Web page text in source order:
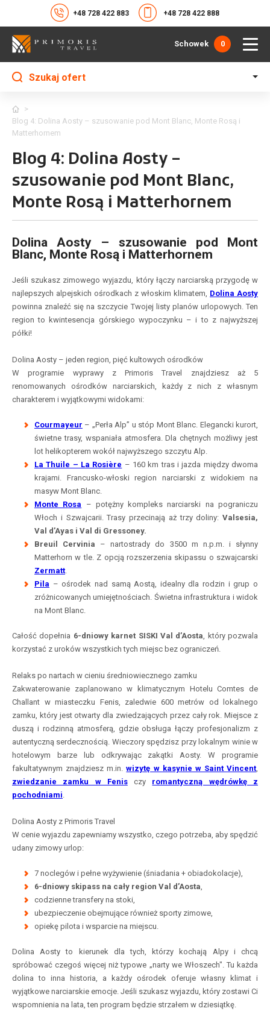
+48 728 422 883 +48 728 422 888
Schowek 0
Szukaj ofert
>
Blog 4: Dolina Aosty – szusowanie pod Mont Blanc, Monte Rosą i
Matterhornem
Blog 4: Dolina Aosty –
szusowanie pod Mont Blanc,
Monte Rosą i Matterhornem
Dolina Aosty – szusowanie pod Mont
Blanc, Monte Rosą i Matterhornem
Jeśli szukasz zimowego wyjazdu, który łączy narciarską przygodę w
najlepszych alpejskich ośrodkach z włoskim klimatem, Dolina Aosty
powinna znaleźć się na szczycie Twojej listy planów urlopowych. Ten
region to kwintesencja górskiego wypoczynku – i to z najwyższej
półki!
Dolina Aosty – jeden region, pięć kultowych ośrodków
W programie wyprawy z Primoris Travel znajdziesz aż 5
renomowanych ośrodków narciarskich, każdy z nich z własnym
charakterem i wyjątkowymi widokami:
Courmayeur – „Perła Alp” u stóp Mont Blanc. Elegancki kurort,
świetne trasy, wspaniała atmosfera. Dla chętnych możliwy jest
lot helikopterem wokół najwyższego szczytu Alp.
La Thuile – La Rosière – 160 km tras i jazda między dwoma
krajami. Francusko-włoski region narciarski z widokiem na
masyw Mont Blanc.
Monte Rosa – potężny kompleks narciarski na pograniczu
Włoch i Szwajcarii. Trasy przecinają aż trzy doliny: Valsesia,
Val d’Ayas i Val di Gressoney.
Breuil Cervinia – nartostrady do 3500 m n.p.m. i słynny
Matterhorn w tle. Z opcją rozszerzenia skipassu o szwajcarski
Zermatt.
Pila – ośrodek nad samą Aostą, idealny dla rodzin i grup o
zróżnicowanych umiejętnościach. Świetna infrastruktura i widok
na Mont Blanc.
Całość dopełnia 6-dniowy karnet SISKI Val d’Aosta, który pozwala
korzystać z uroków wszystkich tych miejsc bez ograniczeń.
Relaks po nartach w cieniu średniowiecznego zamku
Zakwaterowanie zaplanowano w klimatycznym Hotelu Comtes de
Challant w miasteczku Fenis, zaledwie 600 metrów od lokalnego
zamku, który jest otwarty dla zwiedzających przez cały rok. Miejsce z
duszą i rodzinną atmosferą, gdzie obsługa łączy profesjonalizm z
autentyczną serdecznością. Wieczory spędzisz przy lokalnym winie w
hotelowym barze lub odkrywając zakątki Aosty. W programie
fakultatywnym znajdziesz m.in.wizytę w kasynie w Saint Vincent,
zwiedzanie zamku w Fenisczy romantyczną wędrówkę z
pochodniami.
Dolina Aosty z Primoris Travel
W cenie wyjazdu zapewniamy wszystko, czego potrzeba, aby spędzić
udany zimowy urlop:
7 noclegów i pełne wyżywienie (śniadania + obiadokolacje),
6-dniowy skipass na cały region Val d’Aosta,
codzienne transfery na stoki,
ubezpieczenie obejmujące również sporty zimowe,
opiekę pilota i wsparcie na miejscu.
Dolina Aosty to kierunek dla tych, którzy kochają Alpy i chcą
spróbować czegoś więcej niż typowe „narty we Włoszech". Tu każda
dolina to inna historia, a każdy ośrodek oferuje własny klimat i
wyjątkowe narciarskie emocje. Jeśli szukasz wyjazdu, który zostawi Ci
wspomnienia na lata, ten program będzie strzałem w dziesiątkę.